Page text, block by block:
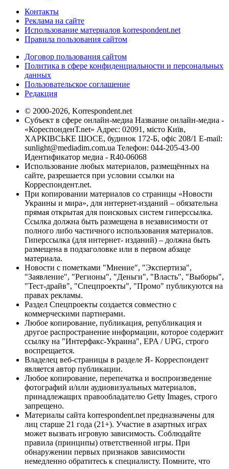
Контакты
Реклама на сайте
Использование материалов korrespondent.net
Правила пользования сайтом
Договор пользования сайтом
Политика в сфере конфиденциальности и персональных
данных
Пользовательское соглашение
Редакция
© 2000-2026, Korrespondent.net
Субъект в сфере онлайн-медиа Название онлайн-медиа -
«КореспонденТ.net» Адрес: 02091, місто Київ,
ХАРКІВСЬКЕ ШОСЕ, будинок 172-Б, офіс 208/1 E-mail:
sunlight@mediadim.com.ua Телефон: 044-205-43-00
Идентификатор медиа - R40-06068
Использование любых материалов, размещённых на
сайте, разрешается при условии ссылки на
Корреспондент.net.
При копировании материалов со страницы «Новости
Украины и мира», для интернет-изданий – обязательна
прямая открытая для поисковых систем гиперссылка.
Ссылка должна быть размещена в независимости от
полного либо частичного использования материалов.
Гиперссылка (для интернет- изданий) – должна быть
размещена в подзаголовке или в первом абзаце
материала.
Новости с пометками "Мнение", "Экспертиза",
"Заявление", "Регионы", "Деньги", "Власть", "Выборы",
"Тест-драйв", "Спецпроекты", "Промо" публикуются на
правах рекламы.
Раздел Спецпроекты создается совместно с
коммерческими партнерами.
Любое копирование, публикация, републикация и
другое распространение информации, которое содержит
ссылку на "Интерфакс-Украина", EPA / UPG, строго
воспрещается.
Владелец веб-страницы в разделе Я- Корреспондент
является автор публикации.
Любое копирование, перепечатка и воспроизведение
фотографий и/или аудиовизуальных материалов,
принадлежащих правообладателю Getty Images, строго
запрещено.
Материалы сайта korrespondent.net предназначены для
лиц старше 21 года (21+). Участие в азартных играх
может вызвать игровую зависимость. Соблюдайте
правила (принципы) ответственной игры. При
обнаружении первых признаков зависимости
немедленно обратитесь к специалисту. Помните, что